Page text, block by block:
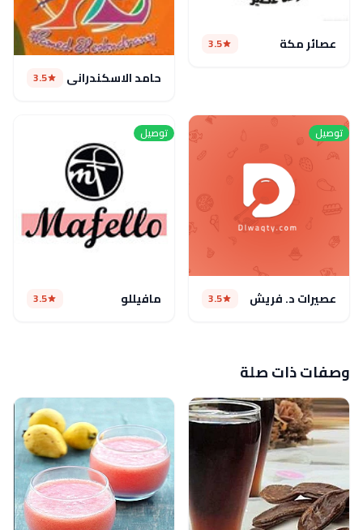
عصائر مكة 3.5
حامد الاسكندراني 3.5
توصيل
عصيرات د. فريش 3.5
توصيل
مافيللو 3.5
وصفات ذات صلة